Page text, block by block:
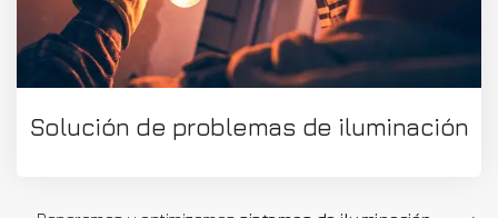
Solución de problemas de iluminación